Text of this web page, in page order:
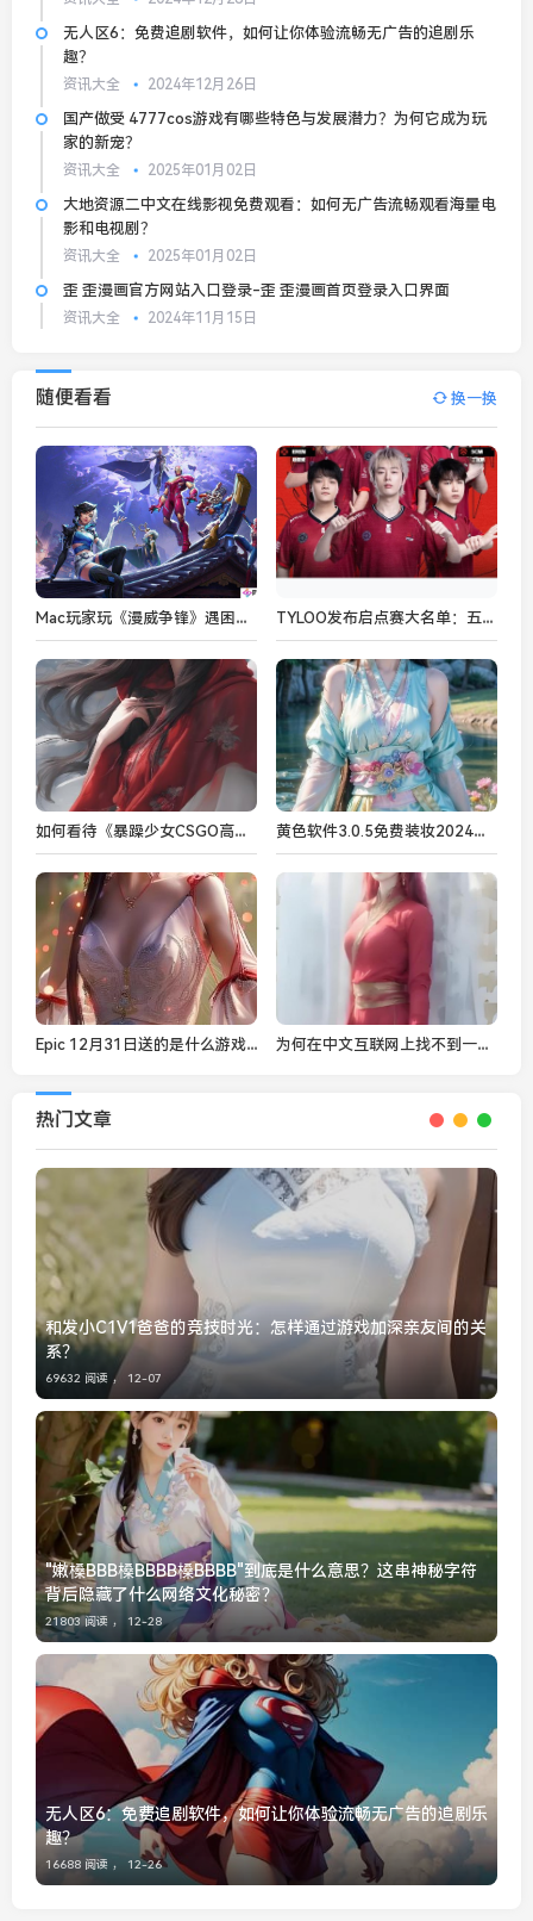
无人区6：免费追剧软件，如何让你体验流畅无广告的追剧乐
趣？
资讯大全 2024年12月26日
国产做受 4777cos游戏有哪些特色与发展潜力？为何它成为玩
家的新宠？
资讯大全 2025年01月02日
大地资源二中文在线影视免费观看：如何无广告流畅观看海量电
影和电视剧？
资讯大全 2025年01月02日
歪 歪漫画官方网站入口登录-歪 歪漫画首页登录入口界面
资讯大全 2024年11月15日
随便看看 换一换
Mac玩家玩《漫威争锋》遇困境：模拟运行致账号永封？ TYLOO发布启点赛大名单：五位选手，sword9担任主教练
如何看待《暴躁少女CSGO高清电影》在电子竞技与青春题材融合中的成功？ 黄色软件3.0.5免费装妆2024版本功能解析：带你体验智能化妆新体验
Epic 12月31日送的是什么游戏？《Star Wars: Squadrons》免费领取指南 为何在中文互联网上找不到一个健康的18成认（成年）网站？
热门文章
和发小C1V1爸爸的竞技时光：怎样通过游戏加深亲友间的关
系？
69632 阅读 ， 12-07
"嫩槡BBB槡BBBB槡BBBB"到底是什么意思？这串神秘字符
背后隐藏了什么网络文化秘密？
21803 阅读 ， 12-28
无人区6：免费追剧软件，如何让你体验流畅无广告的追剧乐
趣？
16688 阅读 ， 12-26